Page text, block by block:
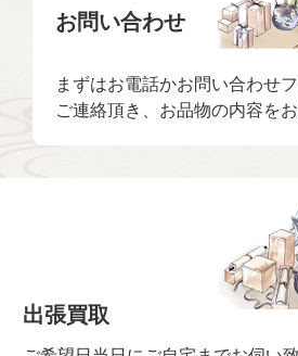
お問い合わせ
まずはお電話かお問い合わせ
ご連絡頂き、お品物の内容を
出張買取